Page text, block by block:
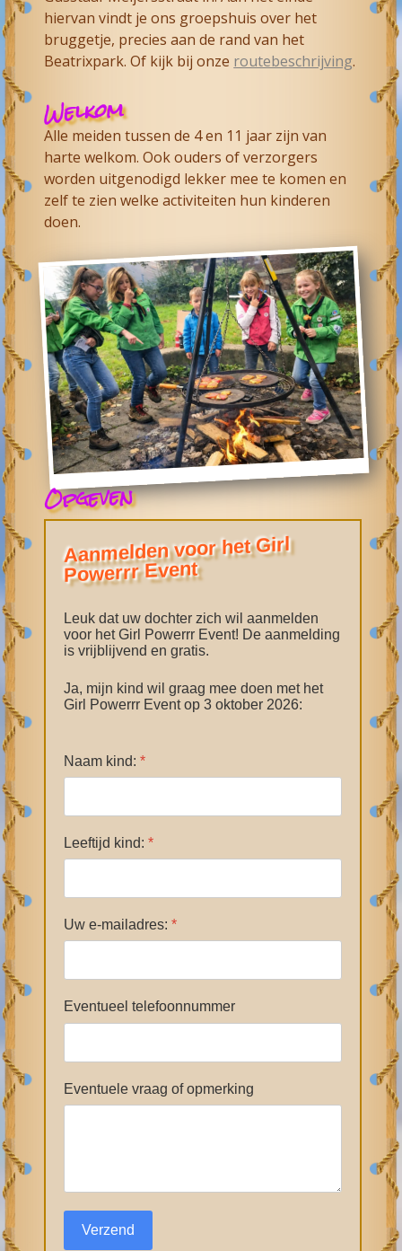
hiervan vindt je ons groepshuis over het
bruggetje, precies aan de rand van het
Beatrixpark. Of kijk bij onze routebeschrijving.
Welkom
Alle meiden tussen de 4 en 11 jaar zijn van
harte welkom. Ook ouders of verzorgers
worden uitgenodigd lekker mee te komen en
zelf te zien welke activiteiten hun kinderen
doen.
Opgeven
Aanmelden voor het Girl
Powerrr Event
Leuk dat uw dochter zich wil aanmelden
voor het Girl Powerrr Event! De aanmelding
is vrijblijvend en gratis.
Ja, mijn kind wil graag mee doen met het
Girl Powerrr Event op 3 oktober 2026:
Naam kind:*
Leeftijd kind:*
Uw e-mailadres:*
Eventueel telefoonnummer
Eventuele vraag of opmerking
Verzend